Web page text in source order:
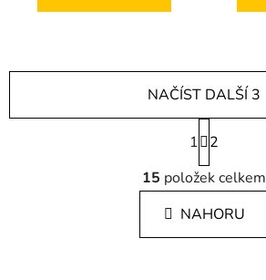
O
v
l
á
d
NAČÍST DALŠÍ 3
S
t
r
á
n
k
1
2
15 položek celkem
NAHORU